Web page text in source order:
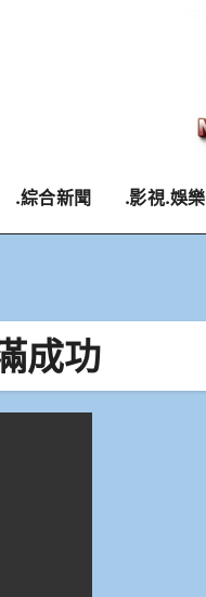
.綜合新聞 .影視.娛樂
成功